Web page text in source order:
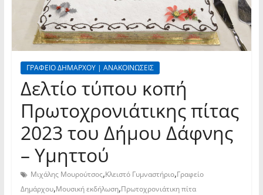
ΓΡΑΦΕΙΟ ΔΗΜΑΡΧΟΥ | ΑΝΑΚΟΙΝΩΣΕΙΣ
Δελτίο τύπου κοπή
Πρωτοχρονιάτικης πίτας
2023 του Δήμου Δάφνης
– Υμηττού
Μιχάλης Μουρούτσος,Κλειστό Γυμναστήριο,Γραφείο
Δημάρχου,Μουσική εκδήλωση,Πρωτοχρονιάτικη πίτα